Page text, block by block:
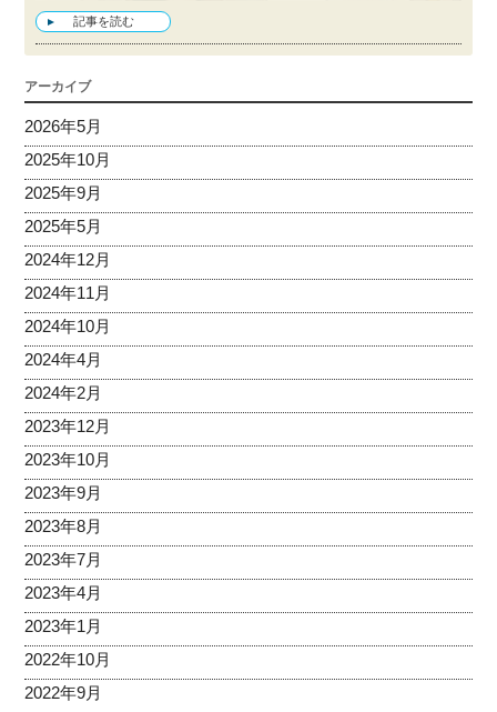
記事を読む
アーカイブ
2026年5月
2025年10月
2025年9月
2025年5月
2024年12月
2024年11月
2024年10月
2024年4月
2024年2月
2023年12月
2023年10月
2023年9月
2023年8月
2023年7月
2023年4月
2023年1月
2022年10月
2022年9月